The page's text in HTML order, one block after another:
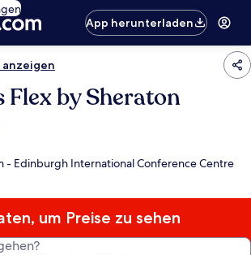
App herunterladen
Flex by Sheraton
- Edinburgh International Conference Centre
um Preise zu sehen